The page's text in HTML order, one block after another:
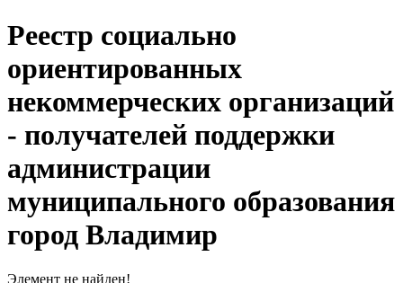
Реестр социально
ориентированных
некоммерческих организаций
- получателей поддержки
администрации
муниципального образования
город Владимир
Элемент не найден!